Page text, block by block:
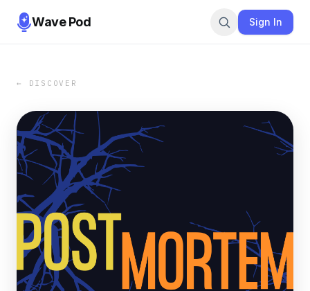
Wave Pod Sign In
← DISCOVER